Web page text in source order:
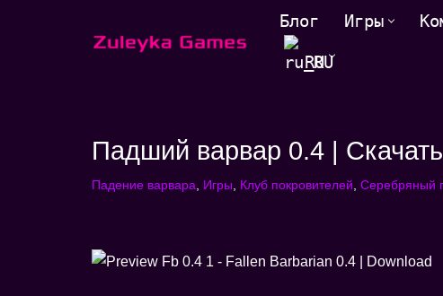
Блог Игры
RU
Падший варвар 0.4 | Скачать
Падение варвара Игры Клуб покровителей Серебряный